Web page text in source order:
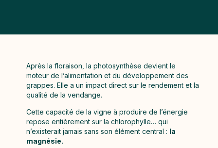
Après la floraison, la photosynthèse devient le
moteur de l’alimentation et du développement des
grappes. Elle a un impact direct sur le rendement et la
qualité de la vendange.
Cette capacité de la vigne à produire de l’énergie
repose entièrement sur la chlorophylle… qui
n’existerait jamais sans son élément central : la
magnésie.